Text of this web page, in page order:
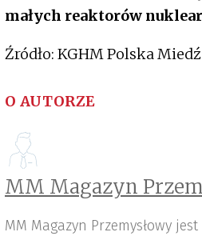
małych reaktorów
Źródło: KGHM Polska Miedź
O AUTORZE
MM Magazyn
MM Magazyn Przemysłowy